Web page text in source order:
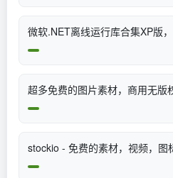
微软.NET离线运行库合集XP版
超多免费的图片素材，商用无版
stockio - 免费的素材，视频，图